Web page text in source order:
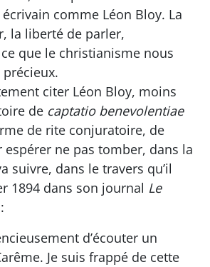
écrivain comme Léon Bloy. La
la liberté de parler,
que le christianisme nous
citer Léon Bloy, moins
de captatio benevolentiae
de rite conjuratoire, de
ne pas tomber, dans la
suivre, dans le travers qu’il
1894 dans son journal Le
d’écouter un
Je suis frappé de cette